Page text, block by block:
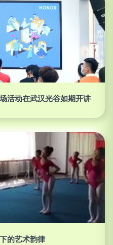
活动在武汉光谷如期开讲
的艺术韵律